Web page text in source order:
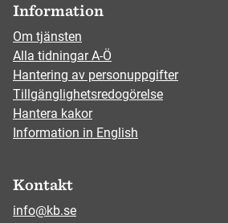
Information
Om tjänsten
Alla tidningar A-Ö
Hantering av personuppgifter
Tillgänglighetsredogörelse
Hantera kakor
Information in English
Kontakt
info@kb.se